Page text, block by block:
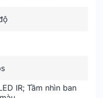
IR; Tầm nhìn ban